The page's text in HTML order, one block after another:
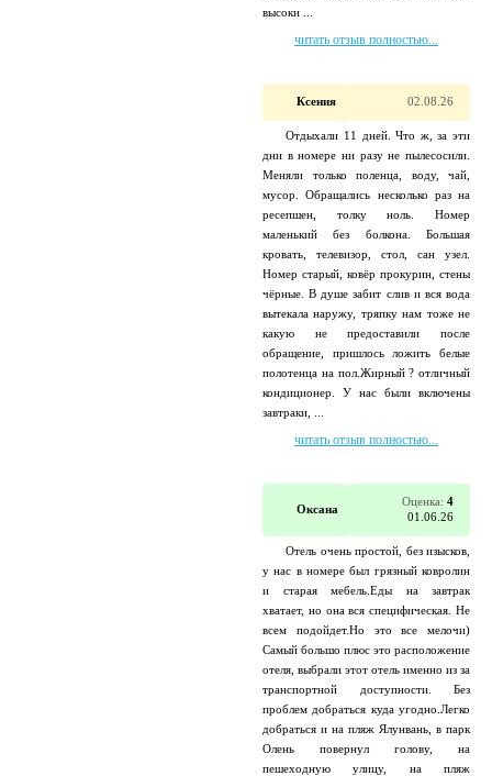
высоки ...
читать отзыв полностью...
Ксения 02.08.26
Отдыхали 11 дней. Что ж, за эти
дни в номере ни разу не пылесосили.
Меняли только поленца, воду, чай,
мусор. Обращались несколько раз на
ресепшен, толку ноль. Номер
маленький без болкона. Большая
кровать, телевизор, стол, сан узел.
Номер старый, ковёр прокурин, стены
чёрные. В душе забит слив и вся вода
вытекала наружу, тряпку нам тоже не
какую не предоставили после
обращение, пришлось ложить белые
полотенца на пол.Жирный ? отличный
кондиционер. У нас были включены
завтраки, ...
читать отзыв полностью...
Оксана
Оценка: 4
01.06.26
Отель очень простой, без изысков,
у нас в номере был грязный ковролин
и старая мебель.Еды на завтрак
хватает, но она вся специфическая. Не
всем подойдет.Но это все мелочи)
Самый большо плюс это расположение
отеля, выбрали этот отель именно из за
транспортной доступности. Без
проблем добраться куда угодно.Легко
добраться и на пляж Ялунвань, в парк
Олень повернул голову, на
пешеходную улицу, на пляж